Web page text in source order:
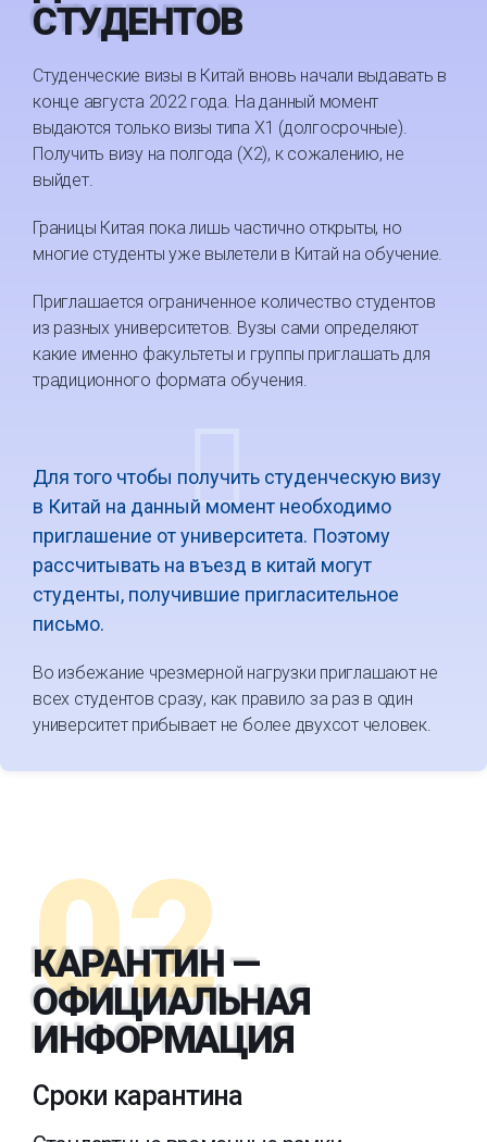
СТУДЕНТОВ
Студенческие визы в Китай вновь начали выдавать в
конце августа 2022 года. На данный момент
выдаются только визы типа Х1 (долгосрочные).
Получить визу на полгода (Х2), к сожалению, не
выйдет.
Границы Китая пока лишь частично открыты, но
многие студенты уже вылетели в Китай на обучение.
Приглашается ограниченное количество студентов
из разных университетов. Вузы сами определяют
какие именно факультеты и группы приглашать для
традиционного формата обучения.
Для того чтобы получить студенческую визу
в Китай на данный момент необходимо
приглашение от университета. Поэтому
рассчитывать на въезд в китай могут
студенты, получившие пригласительное
письмо.
Во избежание чрезмерной нагрузки приглашают не
всех студентов сразу, как правило за раз в один
университет прибывает не более двухсот человек.
02
КАРАНТИН —
ОФИЦИАЛЬНАЯ
ИНФОРМАЦИЯ
Сроки карантина